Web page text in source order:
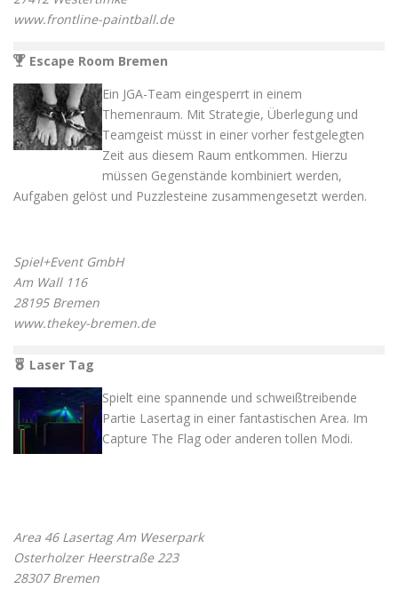
www.frontline-paintball.de
Escape Room Bremen
Ein JGA-Team eingesperrt in einem
Themenraum. Mit Strategie, Überlegung und
Teamgeist müsst in einer vorher festgelegten
Zeit aus diesem Raum entkommen. Hierzu
müssen Gegenstände kombiniert werden,
Aufgaben gelöst und Puzzlesteine zusammengesetzt werden.
Spiel+Event GmbH
Am Wall 116
28195 Bremen
www.thekey-bremen.de
Laser Tag
Spielt eine spannende und schweißtreibende
Partie Lasertag in einer fantastischen Area. Im
Capture The Flag oder anderen tollen Modi.
Area 46 Lasertag Am Weserpark
Osterholzer Heerstraße 223
28307 Bremen